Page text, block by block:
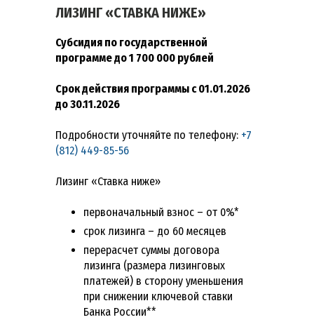
ЛИЗИНГ «СТАВКА НИЖЕ»
Субсидия по государственной
программе до 1 700 000 рублей
Срок действия программы с 01.01.2026
до 30.11.2026
Подробности уточняйте по телефону: +7
(812) 449-85-56
Лизинг «Ставка ниже»
первоначальный взнос – от 0%*
срок лизинга – до 60 месяцев
перерасчет суммы договора
лизинга (размера лизинговых
платежей) в сторону уменьшения
при снижении ключевой ставки
Банка России**